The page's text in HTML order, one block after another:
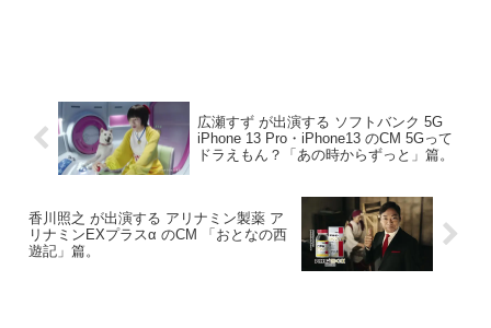
広瀬すず が出演する ソフトバンク 5G
iPhone 13 Pro・iPhone13 のCM 5Gって
ドラえもん？「あの時からずっと」篇。
香川照之 が出演する アリナミン製薬 ア
リナミンEXプラスα のCM 「おとなの西
遊記」篇。